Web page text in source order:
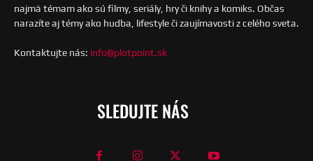
najmä témam ako sú filmy, seriály, hry či knihy a komiks. Občas
narazíte aj témy ako hudba, lifestyle či zaujímavosti z celého sveta.
Kontaktujte nás: info@plotpoint.sk
SLEDUJTE NÁS